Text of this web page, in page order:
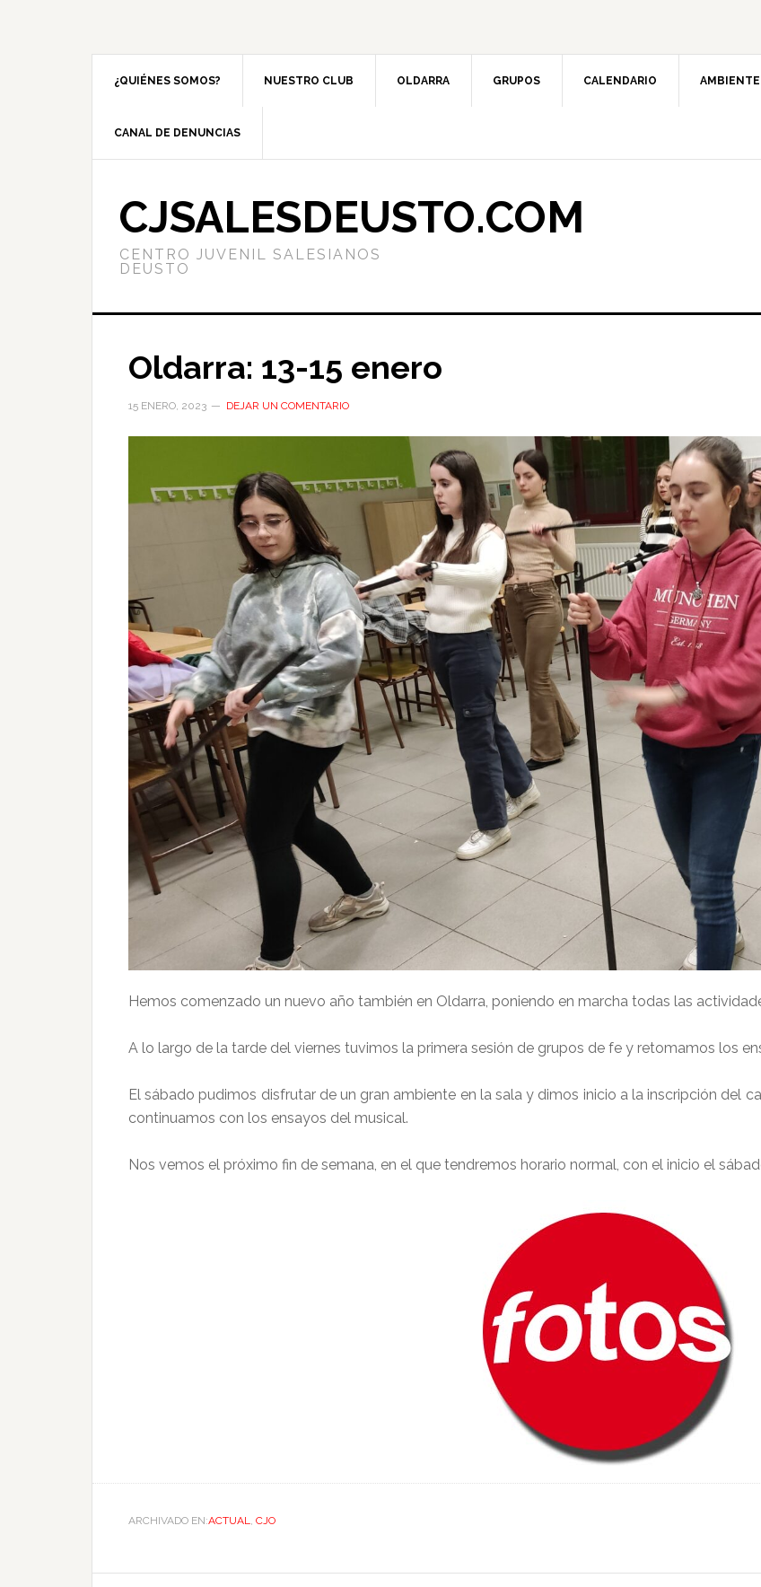
¿QUIÉNES SOMOS? NUESTRO CLUB OLDARRA GRUPOS CALENDARIO AMBIENTE
CANAL DE DENUNCIAS
CJSALESDEUSTO.COM
CENTRO JUVENIL SALESIANOS
DEUSTO
Oldarra: 13-15 enero
15 ENERO, 2023 DEJAR UN COMENTARIO
Hemos comenzado un nuevo año también en Oldarra, poniendo en marcha todas las
A lo largo de la tarde del viernes tuvimos la primera sesión de grupos de fe y retomamos los
El sábado pudimos disfrutar de un gran ambiente en la sala y dimos inicio a la inscripción del
continuamos con los ensayos del musical.
Nos vemos el próximo fin de semana, en el que tendremos horario normal, con el inicio el
ARCHIVADO EN:ACTUAL, CJO